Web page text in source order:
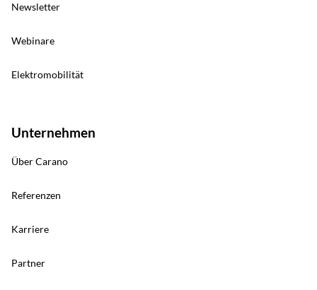
Newsletter
Webinare
Elektromobilität
Unternehmen
Über Carano
Referenzen
Karriere
Partner